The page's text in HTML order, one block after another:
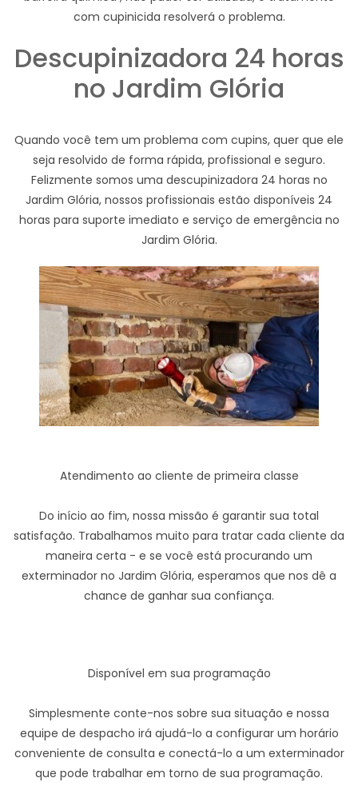
com cupinicida resolverá o problema.
Descupinizadora 24 horas
no Jardim Glória
Quando você tem um problema com cupins, quer que ele
seja resolvido de forma rápida, profissional e seguro.
Felizmente somos uma descupinizadora 24 horas no
Jardim Glória, nossos profissionais estão disponíveis 24
horas para suporte imediato e serviço de emergência no
Jardim Glória.
Atendimento ao cliente de primeira classe
Do início ao fim, nossa missão é garantir sua total
satisfação. Trabalhamos muito para tratar cada cliente da
maneira certa - e se você está procurando um
exterminador no Jardim Glória, esperamos que nos dê a
chance de ganhar sua confiança.
Disponível em sua programação
Simplesmente conte-nos sobre sua situação e nossa
equipe de despacho irá ajudá-lo a configurar um horário
conveniente de consulta e conectá-lo a um exterminador
que pode trabalhar em torno de sua programação.